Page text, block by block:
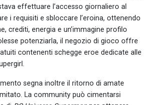
effettuare l’accesso giornaliero al
i requisiti e sbloccare l’eroina, ottenendo
crediti, energia e un’immagine profilo
potenziarla, il negozio di gioco offre
contenenti schegge eroe dedicate alle
segna inoltre il ritorno di amate
La community può cimentarsi